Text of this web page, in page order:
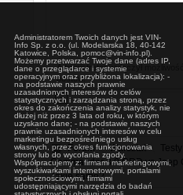
Administratorem Twoich danych jest VIN-
Info Sp. z o.o. (ul. Modelarska 18, 40-142
Katowice, Polska, pomoc@vin-info.pl).
Możemy przetwarzać Twoje dane (adres IP,
dane o przeglądarce i systemie
operacyjnym oraz przybliżona lokalizacja): -
na podstawie naszych prawnie
uzasadnionych interesów do celów
statystycznych i zarządzania stroną, przez
okres do zakończenia analizy statystyk, nie
dłużej niż przez 3 lata od roku, w którym
uzyskano dane; - na podstawie naszych
prawnie uzasadnionych interesów w celu
marketingu bezpośredniego usług
własnych, przez okres funkcjonowania
strony lub do wycofania zgody.
Współpracujemy z: firmami marketingowymi,
wyszukiwarkami internetowymi, portalami
społecznościowymi, firmami
udostępniającymi narzędzia do badań
Administrator wyłączył
postów.
Forum Warsztat
Commander 3.0 CRD vs Jeep
Takie same?